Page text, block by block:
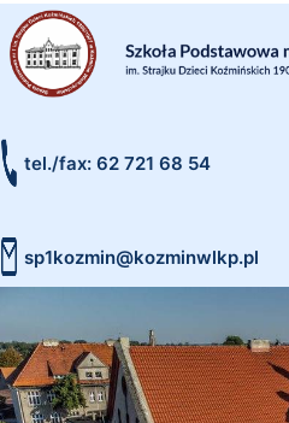
tel./fax: 62 721 68 54
sp1kozmin@kozminwlkp.pl